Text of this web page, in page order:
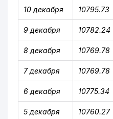
10 декабря 10795.73
9 декабря 10782.24
8 декабря 10769.78
7 декабря 10769.78
6 декабря 10775.34
5 декабря 10760.27